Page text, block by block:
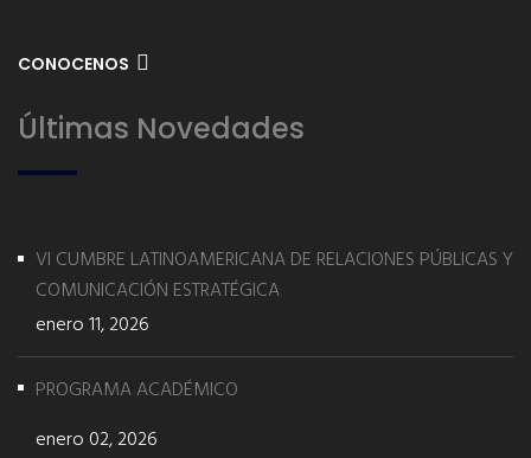
CONOCENOS
Últimas Novedades
VI CUMBRE LATINOAMERICANA DE RELACIONES PÚBLICAS Y
COMUNICACIÓN ESTRATÉGICA
enero 11, 2026
PROGRAMA ACADÉMICO
enero 02, 2026